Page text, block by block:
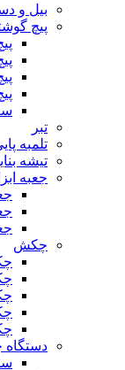
بیل و
پیچ
تبر
تلمبه
تیشه
جعبه
چکش
دستگاه